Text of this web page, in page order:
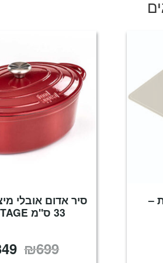
–
סיר אדום אובלי
33 ס"מ HERITAGE
₪699 המחיר